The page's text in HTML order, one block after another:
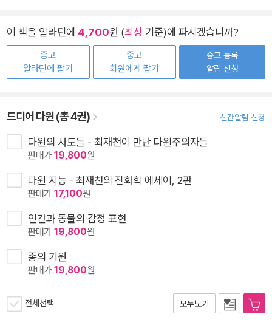
이 책을 알라딘에 4,700원 (최상 기준)에 파시겠습니까?
중고
알라딘에 팔기
중고
회원에게 팔기
중고 등록
알림 신청
드디어 다윈 (총 4권) 신간알림 신청
다윈의 사도들 - 최재천이 만난 다윈주의자들
판매가19,800원
다윈 지능 - 최재천의 진화학 에세이, 2판
판매가17,100원
인간과 동물의 감정 표현
판매가19,800원
종의 기원
판매가19,800원
전체선택 모두보기